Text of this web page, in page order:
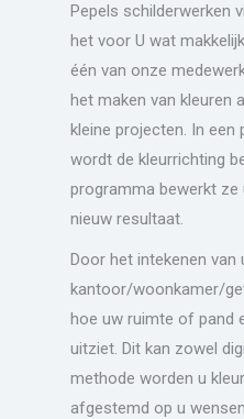
Pepels schilderwerken
het voor U wat
één van onze
het maken van kleuren
kleine projecten. In een
wordt de kleurrichting
programma bewerkt
nieuw resultaat.
Door het intekenen van
kantoor/woonkamer/
hoe uw ruimte of pand
uitziet. Dit kan zowel
methode worden u
afgestemd op u